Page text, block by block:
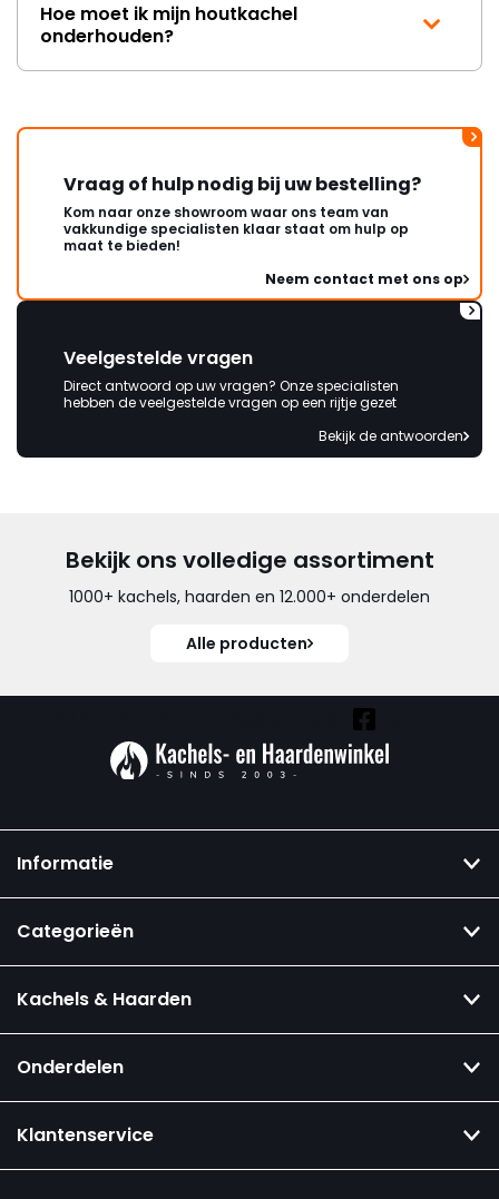
Hoe moet ik mijn houtkachel
onderhouden?
Vraag of hulp nodig bij uw bestelling?
Kom naar onze showroom waar ons team van
vakkundige specialisten klaar staat om hulp op
maat te bieden!
Neem contact met ons op
Veelgestelde vragen
Direct antwoord op uw vragen? Onze specialisten
hebben de veelgestelde vragen op een rijtje gezet
Bekijk de antwoorden
Bekijk ons volledige assortiment
1000+ kachels, haarden en 12.000+ onderdelen
Alle producten
Informatie
Categorieën
Kachels & Haarden
Onderdelen
Klantenservice